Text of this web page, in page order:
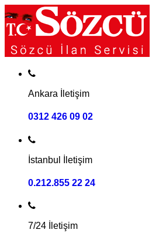
Ankara İletişim
0312 426 09 02
İstanbul İletişim
0.212.855 22 24
7/24 İletişim